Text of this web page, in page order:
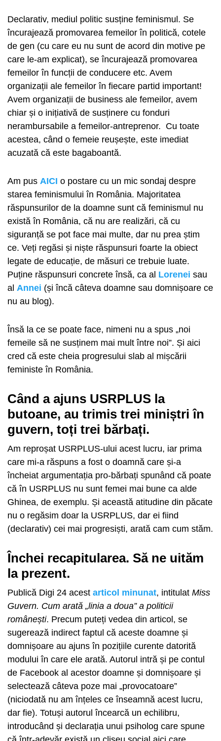
Declarativ, mediul politic susține feminismul. Se
încurajează promovarea femeilor în politică, cotele
de gen (cu care eu nu sunt de acord din motive pe
care le-am explicat), se încurajează promovarea
femeilor în funcții de conducere etc. Avem
organizații ale femeilor în fiecare partid important!
Avem organizații de business ale femeilor, avem
chiar și o inițiativă de susținere cu fonduri
nerambursabile a femeilor-antreprenor. Cu toate
acestea, când o femeie reușește, este imediat
acuzată că este bagaboantă.
Am pus AICI o postare cu un mic sondaj despre
starea feminismului în România. Majoritatea
răspunsurilor de la doamne sunt că feminismul nu
există în România, că nu are realizări, că cu
siguranță se pot face mai multe, dar nu prea știm
ce. Veți regăsi și niște răspunsuri foarte la obiect
legate de educație, de măsuri ce trebuie luate.
Puține răspunsuri concrete însă, ca al Lorenei sau
al Annei (și încă câteva doamne sau domnișoare ce
nu au blog).
Însă la ce se poate face, nimeni nu a spus „noi
femeile să ne susținem mai mult între noi”. Și aici
cred că este cheia progresului slab al mișcării
feministe în România.
Când a ajuns USRPLUS la
butoane, au trimis trei miniștri în
guvern, toți trei bărbați.
Am reproșat USRPLUS-ului acest lucru, iar prima
care mi-a răspuns a fost o doamnă care și-a
încheiat argumentația pro-bărbați spunând că poate
că în USRPLUS nu sunt femei mai bune ca alde
Ghinea, de exemplu. Și această atitudine din păcate
nu o regăsim doar la USRPLUS, dar ei fiind
(declarativ) cei mai progresiști, arată cam cum stăm.
Închei recapitularea. Să ne uităm
la prezent.
Publică Digi 24 acest articol minunat, intitulat Miss
Guvern. Cum arată „linia a doua” a politicii
românești. Precum puteți vedea din articol, se
sugerează indirect faptul că aceste doamne și
domnișoare au ajuns în pozițiile curente datorită
modului în care ele arată. Autorul intră și pe contul
de Facebook al acestor doamne și domnișoare și
selectează câteva poze mai „provocatoare”
(niciodată nu am înțeles ce înseamnă acest lucru,
dar fie). Totuși autorul încearcă un echilibru,
introducând și declarația unui psiholog care spune